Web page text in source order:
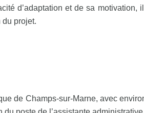
d’adaptation et de sa motivation,
du projet.
de Champs-sur-Marne, avec